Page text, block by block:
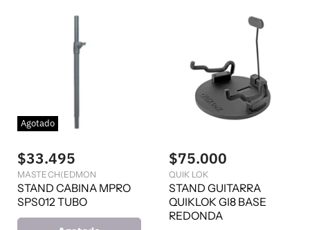
Agotado
$33.495
MASTECH(EDMON
STAND CABINA MPRO
SPS012 TUBO
$75.000
QUIK LOK
STAND GUITARRA
QUIKLOK GI8 BASE
REDONDA